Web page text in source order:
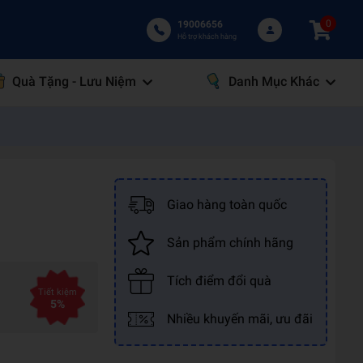
19006656
Hỗ trợ khách hàng
0
Quà Tặng - Lưu Niệm Danh Mục Khác
Tiết kiệm
5%
Giao hàng toàn quốc
Sản phẩm chính hãng
Tích điểm đổi quà
Nhiều khuyến mãi, ưu đãi